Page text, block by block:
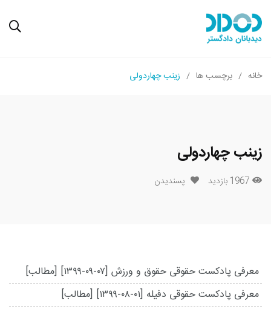
خانه برچسب ها زینب چهاردولی
زینب چهاردولی
1967 بازدید پسندیدن
معرفی پادکست حقوقی حقوق و ورزش [۱۳۹۹-۰۹-۰۷] [مطالب]
معرفی پادکست حقوقی دفیله [۱۳۹۹-۰۸-۰۱] [مطالب]